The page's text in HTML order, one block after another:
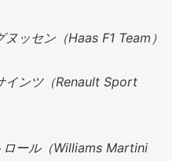
ッセン（Haas F1 Team）
インツ（Renault Sport
ロール（Williams Martini